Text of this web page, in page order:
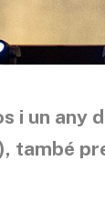
i un any
, també